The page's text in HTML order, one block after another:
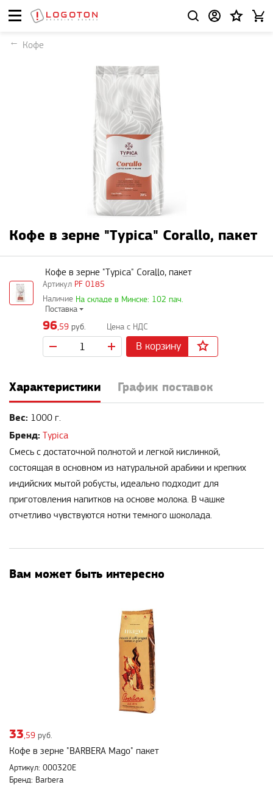
Кофе
Кофе в зерне "Typica" Corallo, пакет
PF 0185
Кофе в зерне "Typica" Corallo, пакет
На складе в Минске: 102 пач.
Поставка
96,59 руб.
В корзину
Характеристики График поставок
Вес: 1000 г.
Бренд: Typica
Смесь с достаточной полнотой и легкой кислинкой,
состоящая в основном из натуральной арабики и крепких
индийских мытой робусты, идеально подходит для
приготовления напитков на основе молока. В чашке
отчетливо чувствуются нотки темного шоколада.
Вам может быть интересно
33,59 руб.
Кофе в зерне "BARBERA Mago" пакет
Артикул: 000320E
Бренд: Barbera